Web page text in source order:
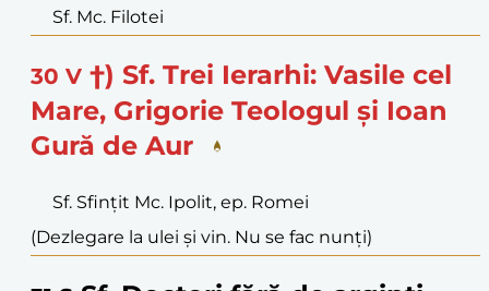
Sf. Mc. Filotei
30 V †) Sf. Trei Ierarhi: Vasile cel
Mare, Grigorie Teologul și Ioan
Gură de Aur
Sf. Sfințit Mc. Ipolit, ep. Romei
(Dezlegare la ulei și vin. Nu se fac nunți)